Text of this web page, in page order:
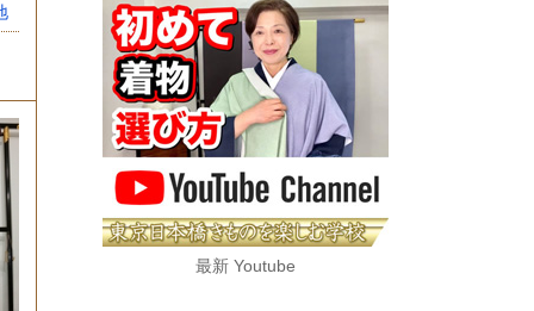
最新 Youtube